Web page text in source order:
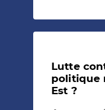
Lutte
politique
Est ?